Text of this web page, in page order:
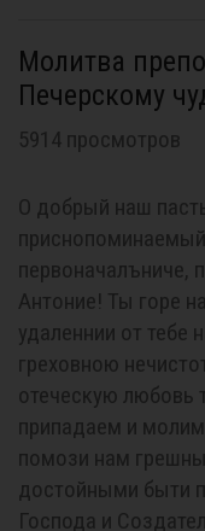
Молитва
Печерскому
5914 просмотров
О добрый наш
первоначалъниче,
Антоние! Ты горе
удаленнии от тебе
греховною
отеческую
припадаем и
помози нам
достойными быти
Господа и